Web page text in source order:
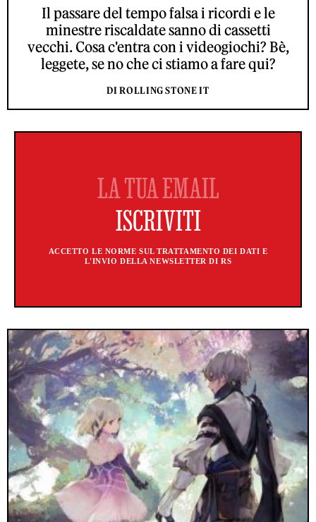
Il passare del tempo falsa i ricordi e le
minestre riscaldate sanno di cassetti
vecchi. Cosa c'entra con i videogiochi? Bè,
leggete, se no che ci stiamo a fare qui?
DI ROLLING STONE IT
ACCETTO LE NORME SUL TRATTAMENTO DEI DATI E
L'INVIO DELLA NEWSLETTER DI RS